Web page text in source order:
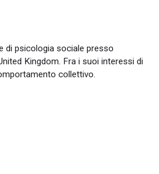
di psicologia sociale presso
Kingdom. Fra i suoi interessi di
collettivo.